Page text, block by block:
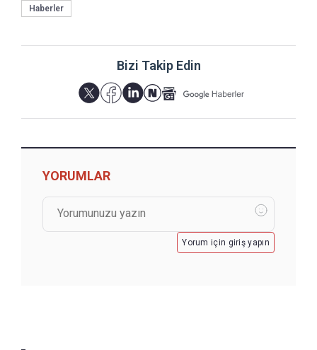
Haberler
Bizi Takip Edin
YORUMLAR
Yorum için giriş yapın